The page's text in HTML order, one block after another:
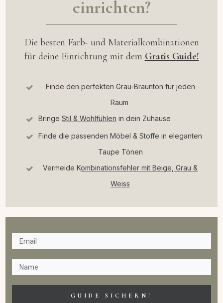
einrichten?
Die besten Farb- und Materialkombinationen
für deine Einrichtung mit dem Gratis Guide!
Finde den perfekten Grau-Braunton für jeden
Raum
Bringe Stil & Wohlfühlen in dein Zuhause
Finde die passenden Möbel & Stoffe in eleganten
Taupe Tönen
Vermeide Kombinationsfehler mit Beige, Grau &
Weiss
GUIDE SICHERN!